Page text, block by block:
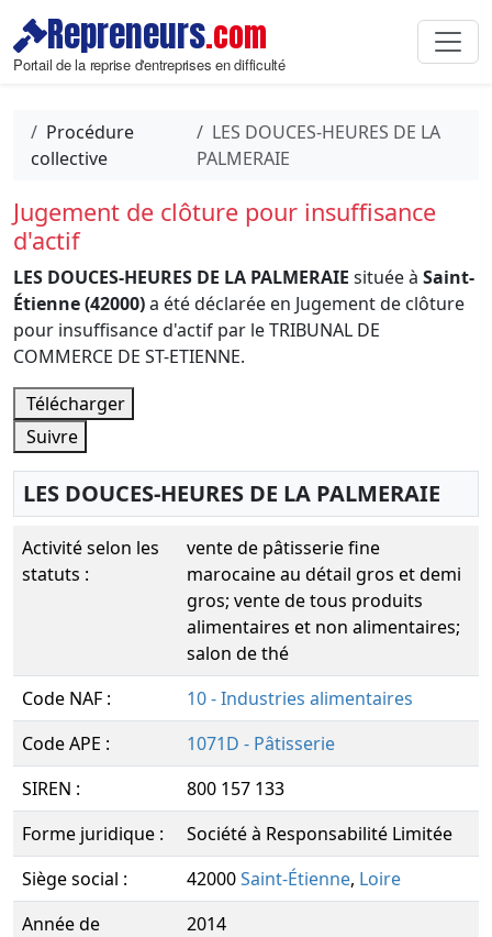
Repreneurs.com
Portail de la reprise d'entreprises en difficulté
Procédure
collective
LES DOUCES-HEURES DE LA
PALMERAIE
Jugement de clôture pour insuffisance
d'actif
LES DOUCES-HEURES DE LA PALMERAIE située à Saint-
Étienne (42000)a été déclarée en Jugement de clôture
pour insuffisance d'actif par le TRIBUNAL DE
COMMERCE DE ST-ETIENNE.
Télécharger
Suivre
LES DOUCES-HEURES DE LA PALMERAIE
Activité selon les
statuts :
vente de pâtisserie fine
marocaine au détail gros et demi
gros; vente de tous produits
alimentaires et non alimentaires;
salon de thé
Code NAF :
10 - Industries alimentaires
Code APE :
1071D - Pâtisserie
SIREN :
800 157 133
Forme juridique :
Société à Responsabilité Limitée
Siège social :
42000Saint-Étienne, Loire
Année de
2014